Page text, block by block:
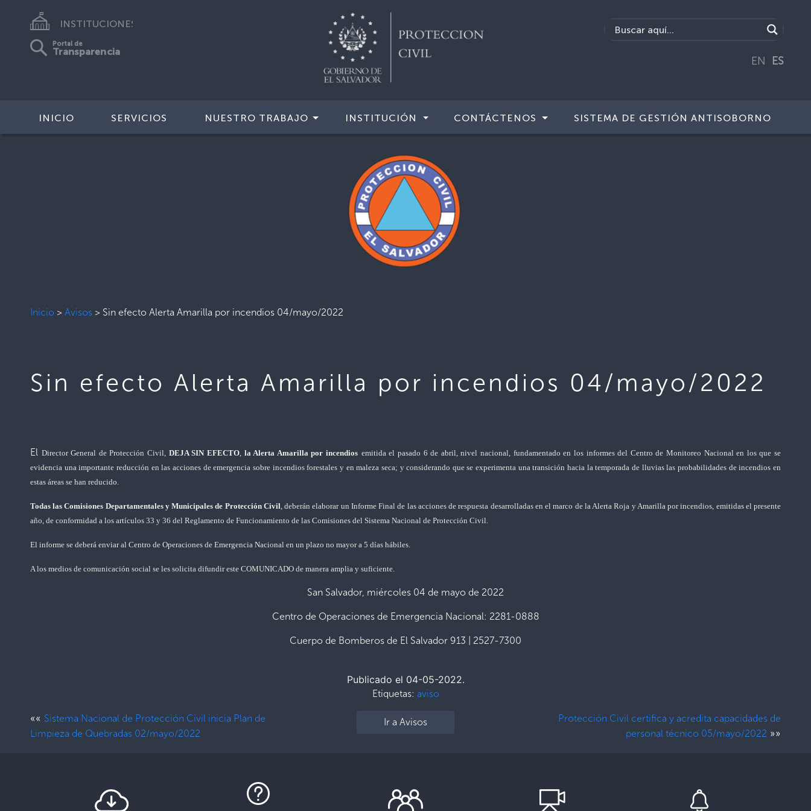
INSTITUCIONES
Portal de
Transparencia
EN ES
INICIO SERVICIOS NUESTRO TRABAJO INSTITUCIÓN CONTÁCTENOS SISTEMA DE GESTIÓN ANTISOBORNO
Inicio > Avisos > Sin efecto Alerta Amarilla por incendios 04/mayo/2022
Sin efecto Alerta Amarilla por incendios 04/mayo/2022
El Director General de Protección Civil, DEJA SIN EFECTO, la Alerta Amarilla por incendios emitida el pasado 6 de abril, nivel nacional, fundamentadoen los informes del Centro de Monitoreo Nacional en los que se
evidencia una importante reducción en las acciones de emergencia sobre incendios forestales y en maleza seca; y considerando que se experimenta una transición hacia la temporada de lluvias las probabilidades de incendios en
estas áreas se han reducido.
Todas las Comisiones Departamentales y Municipales de Protección Civil, deberán elaborar un Informe Final de las acciones de respuesta desarrolladas en el marco de la Alerta Roja y Amarilla por incendios, emitidas el presente
año, de conformidad a los artículos 33 y 36 del Reglamento de Funcionamiento de las Comisiones del Sistema Nacional de Protección Civil.
El informe se deberá enviar al Centro de Operaciones de Emergencia Nacional en un plazo no mayor a 5 días hábiles.
A los medios de comunicación social se les solicita difundir este COMUNICADO de manera amplia y suficiente.
San Salvador, miércoles 04 de mayo de 2022
Centro de Operaciones de Emergencia Nacional: 2281-0888
Cuerpo de Bomberos de El Salvador 913 | 2527-7300
Publicado el 04-05-2022.
Etiquetas: aviso
«« Sistema Nacional de Protección Civil inicia Plan de
Limpieza de Quebradas 02/mayo/2022
Ir a Avisos
Protección Civil certifica y acredita capacidades de
personal técnico 05/mayo/2022 »»